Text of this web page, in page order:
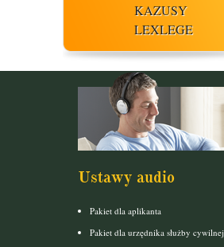
KAZUSY
LEXLEGE
Ustawy audio
Pakiet dla aplikanta
Pakiet dla urzędnika służby cywilnej